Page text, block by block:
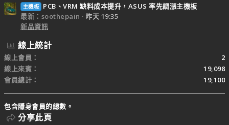
主機板
PCB、VRM 缺料成本提升，ASUS 率先調漲主機板
最新：soothepain
昨天 19:35
新品資訊
線上統計
線上會員
2
線上來賓
19,098
會員總計
19,100
包含隱身會員的總數。
分享此頁